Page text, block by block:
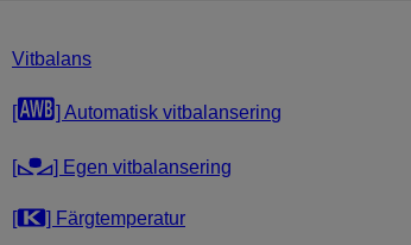
Vitbalans
[ ] Automatisk vitbalansering
[ ] Egen vitbalansering
[ ] Färgtemperatur